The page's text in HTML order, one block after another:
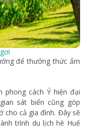
để thưởng thức ẩm
phong cách Ý hiện đại
sát biển cũng góp
cho cả gia đình. Đây sẽ
trình du lịch hè Huế